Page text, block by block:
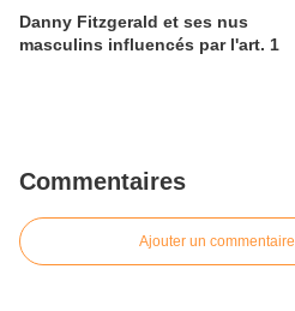
Danny Fitzgerald et ses nus
masculins influencés par l'art. 1
Commentaires
Ajouter un commentaire